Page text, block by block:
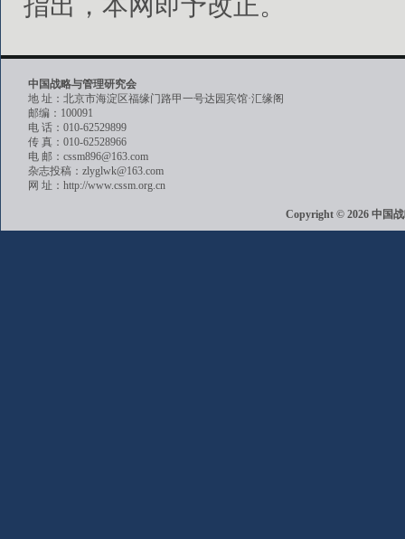
中国战略与管理研究会
地 址：北京市海淀区福缘门路甲一号达园宾馆·汇缘阁
邮编：100091
电 话：010-62529899
传 真：010-62528966
电 邮：cssm896@163.com
杂志投稿：zlyglwk@163.com
网 址：http://www.cssm.org.cn
Copyright © 2026 中国